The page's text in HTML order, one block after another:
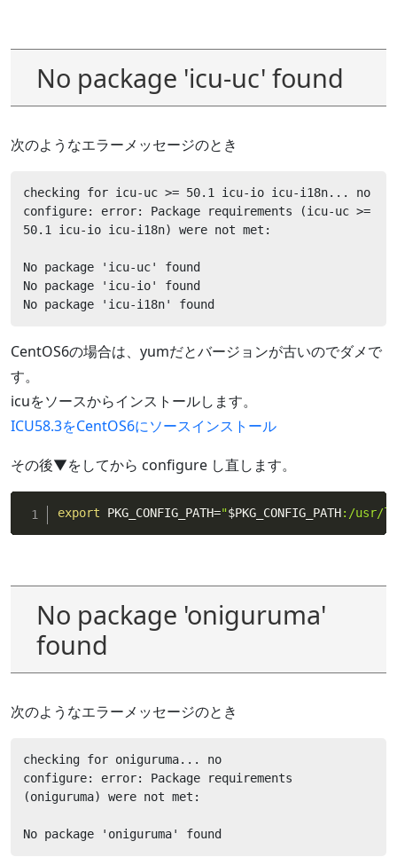
No package 'icu-uc' found
次のようなエラーメッセージのとき
checking for icu-uc >= 50.1 icu-io icu-i18n... no
configure: error: Package requirements (icu-uc >=
50.1 icu-io icu-i18n) were not met:
No package 'icu-uc' found
No package 'icu-io' found
No package 'icu-i18n' found
CentOS6の場合は、yumだとバージョンが古いのでダメで
す。
icuをソースからインストールします。
ICU58.3をCentOS6にソースインストール
その後▼をしてから configure し直します。
export PKG_CONFIG_PATH="$PKG_CONFIG_PATH:/usr/
No package 'oniguruma'
found
次のようなエラーメッセージのとき
checking for oniguruma... no
configure: error: Package requirements
(oniguruma) were not met:
No package 'oniguruma' found